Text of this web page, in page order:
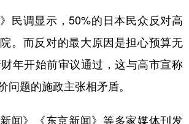
调显示，50%的日本民众反对高
。而反对的最大原因是担心预算无
年开始前审议通过，这与高市宣称
问题的施政主张相矛盾。
》《东京新闻》等多家媒体刊发